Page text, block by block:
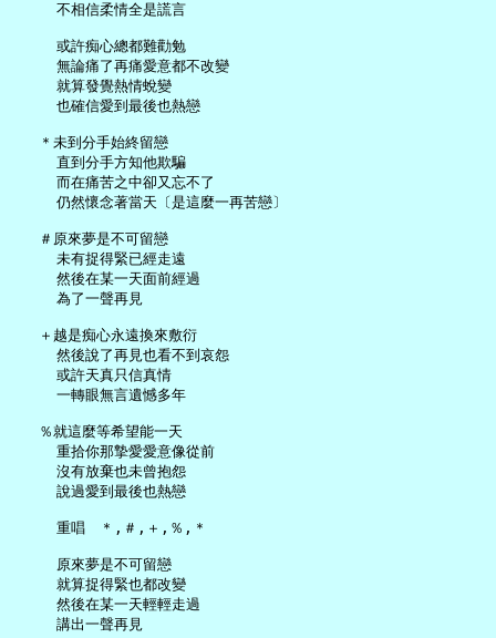
     不相信柔情全是謊言
     或許痴心總都難勸勉
     無論痛了再痛愛意都不改變
     就算發覺熱情蛻變
     也確信愛到最後也熱戀
   ＊未到分手始終留戀
     直到分手方知他欺騙
     而在痛苦之中卻又忘不了
     仍然懷念著當天〔是這麼一再苦戀〕
   ＃原來夢是不可留戀
     未有捉得緊已經走遠
     然後在某一天面前經過
     為了一聲再見
   ＋越是痴心永遠換來敷衍
     然後說了再見也看不到哀怨
     或許天真只信真情
     一轉眼無言遺憾多年
   ％就這麼等希望能一天
     重拾你那摯愛愛意像從前
     沒有放棄也未曾抱怨
     說過愛到最後也熱戀
     重唱　＊,＃,＋,％,＊
     原來夢是不可留戀
     就算捉得緊也都改變
     然後在某一天輕輕走過